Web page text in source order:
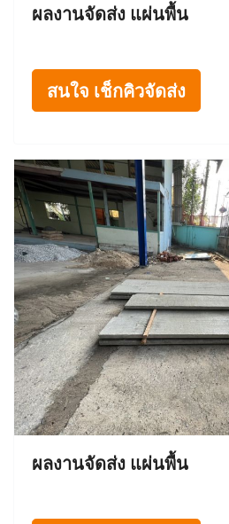
ผลงานจัดส่ง แผ่นพื้น
สนใจ เช็กคิวจัดส่ง
ผลงานจัดส่ง แผ่นพื้น